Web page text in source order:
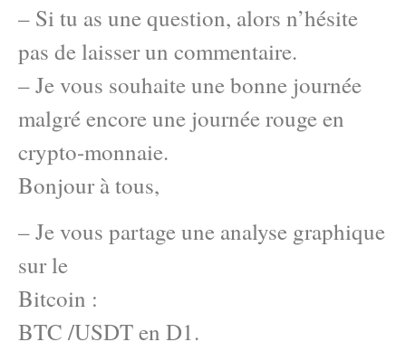
– Si tu as une question, alors n’hésite
pas de laisser un commentaire.
– Je vous souhaite une bonne journée
malgré encore une journée rouge en
crypto-monnaie.
Bonjour à tous,
– Je vous partage une analyse graphique
sur le
Bitcoin :
BTC /USDT en D1.